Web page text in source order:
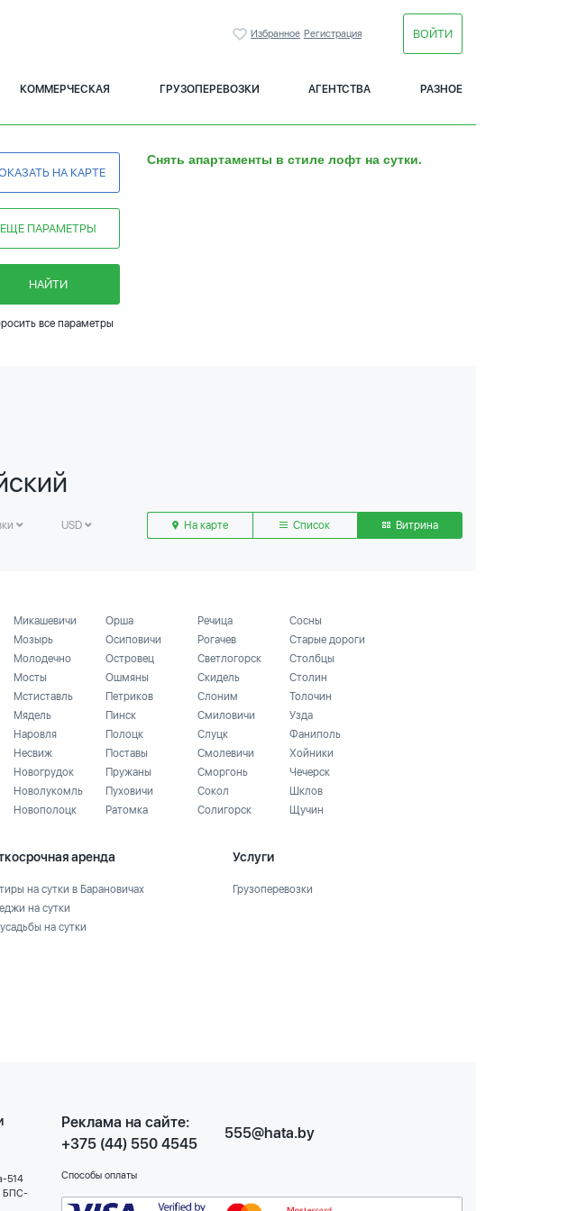
Избранное Регистрация ВОЙТИ
КОММЕРЧЕСКАЯ ГРУЗОПЕРЕВОЗКИ АГЕНТСТВА РАЗНОЕ
НА КАРТЕ
ЕЩЕ ПАРАМЕТРЫ
НАЙТИ
Снять апартаменты в стиле лофт на сутки.
все параметры
USD На карте Список Витрина
Микашевичи
Мозырь
Молодечно
Мосты
Мстиставль
Мядель
Наровля
Несвиж
Новогрудок
Новолукомль
Новополоцк
Орша
Осиповичи
Островец
Ошмяны
Петриков
Пинск
Полоцк
Поставы
Пружаны
Пуховичи
Ратомка
Речица
Рогачев
Светлогорск
Скидель
Слоним
Смиловичи
Слуцк
Смолевичи
Сморгонь
Сокол
Солигорск
Сосны
Старые дороги
Столбцы
Столин
Толочин
Узда
Фаниполь
Хойники
Чечерск
Шклов
Щучин
аренда
на сутки в Барановичах
на сутки
на сутки
Услуги
Грузоперевозки
514
БПС-
Реклама на сайте:
+375 (44) 550 4545
555@hata.by
Способы оплаты